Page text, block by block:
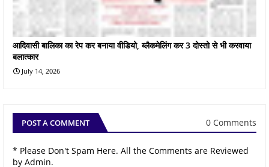
आदिवासी बालिका का रेप कर बनाया वीडियो, ब्लैकमेलिंग कर 3 दोस्तो से भी करवाया
बलात्कार
July 14, 2026
POST A COMMENT 0 Comments
* Please Don't Spam Here. All the Comments are Reviewed
by Admin.